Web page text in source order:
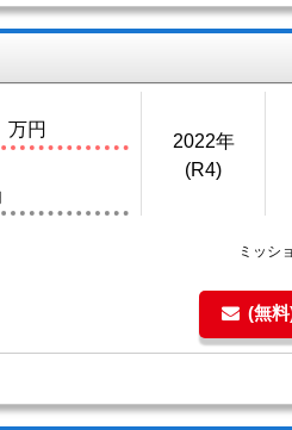
万円
2022年
(R4)
ミッシ
(無